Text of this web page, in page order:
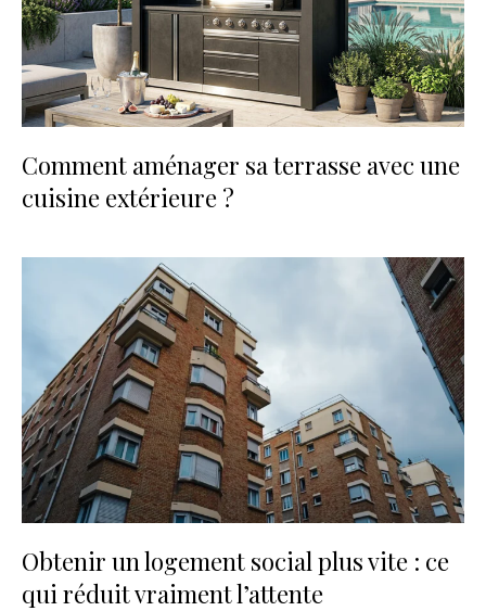
Comment aménager sa terrasse avec une
cuisine extérieure ?
Obtenir un logement social plus vite : ce
qui réduit vraiment l’attente